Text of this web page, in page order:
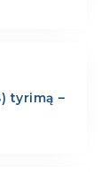
tyrimą –